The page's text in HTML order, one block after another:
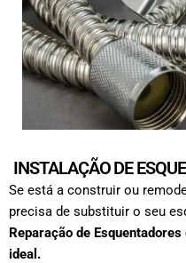
INSTALAÇÃO DE
Se está a construir ou
precisa de substituir o seu
Reparação de Esquentadores
ideal.